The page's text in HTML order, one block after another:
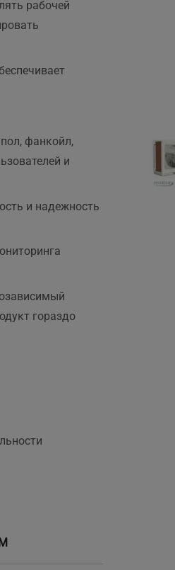
рабочей
фанкойл,
и
и надежность
гораздо